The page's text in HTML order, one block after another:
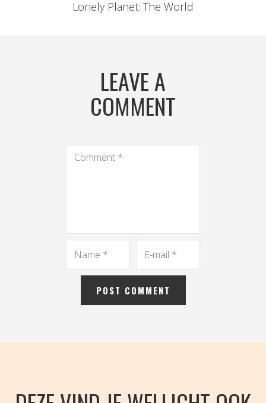
Lonely Planet: The World
LEAVE A
COMMENT